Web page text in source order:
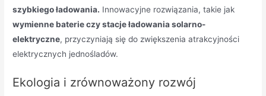
szybkiego ładowania. Innowacyjne rozwiązania, takie jak
wymienne baterie czy stacje ładowania solarno-
elektryczne, przyczyniają się do zwiększenia atrakcyjności
elektrycznych jednośladów.
Ekologia i zrównoważony rozwój